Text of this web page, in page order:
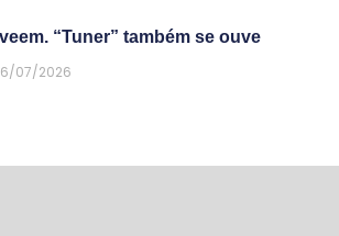
“Tuner” também se ouve
07/2026